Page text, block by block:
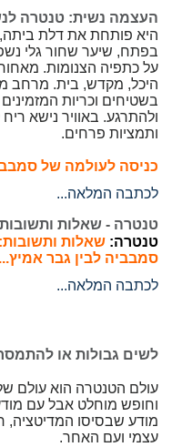
העצמה נשית: טנטרה
היא פותחת את דלת
בפתח, שיער שחור גלי
על כתפיה הצנומות.
היכל, מקדש, בית. מרחב
בשטיחים וכריות
ולהתרגע. באוויר נישא
ותמציות פרחים.
כניסה לעולמה של
לכתבה המלאה...
טנטרה - שאלות ותשובות
טנטרה: שאלות ותשובות:
סמבביה לבין גבר אמיץ...
לכתבה המלאה...
לשים גבולות או
עולם הטנטרה הוא עולם
וחופש מוחלט אבל עם
מודע שבסיסו המדיטציה,
עצמי ועם האחר.